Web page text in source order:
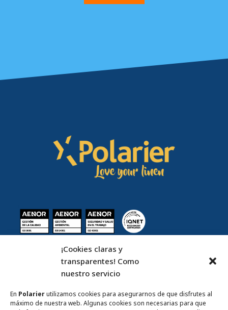
¡Cookies claras y
transparentes! Como
nuestro servicio
En Polarierutilizamos cookies para asegurarnos de que disfrutes al
máximo de nuestra web. Algunas cookies son necesarias para que
| Quiénes somos